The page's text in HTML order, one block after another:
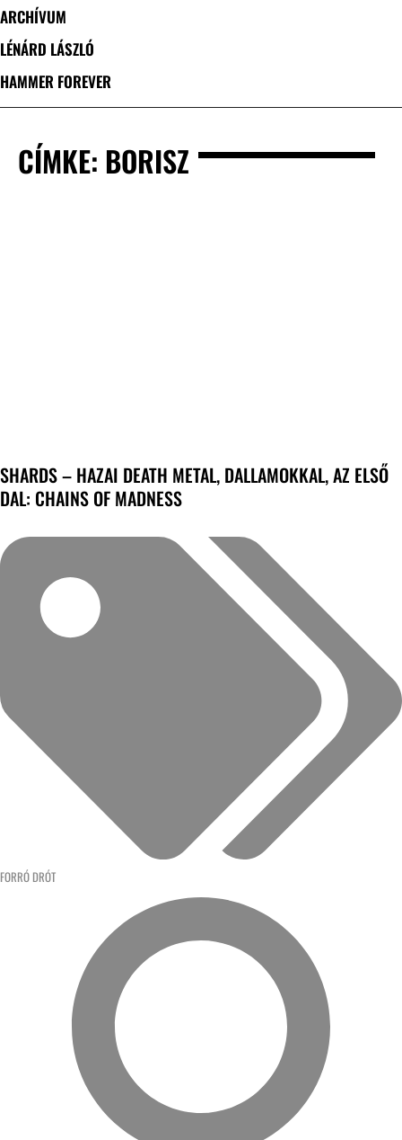
ARCHÍVUM
LÉNÁRD LÁSZLÓ
HAMMER FOREVER
CÍMKE: BORISZ
SHARDS – HAZAI DEATH METAL, DALLAMOKKAL, AZ ELSŐ
DAL: CHAINS OF MADNESS
FORRÓ DRÓT